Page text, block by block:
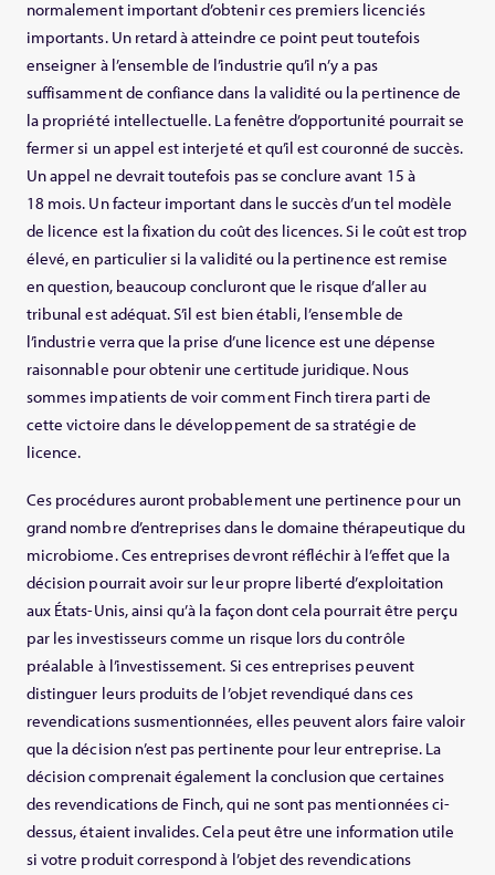
normalement important d’obtenir ces premiers licenciés
importants. Un retard à atteindre ce point peut toutefois
enseigner à l’ensemble de l’industrie qu’il n’y a pas
suffisamment de confiance dans la validité ou la pertinence de
la propriété intellectuelle. La fenêtre d’opportunité pourrait se
fermer si un appel est interjeté et qu’il est couronné de succès.
Un appel ne devrait toutefois pas se conclure avant 15 à
18 mois. Un facteur important dans le succès d’un tel modèle
de licence est la fixation du coût des licences. Si le coût est trop
élevé, en particulier si la validité ou la pertinence est remise
en question, beaucoup concluront que le risque d’aller au
tribunal est adéquat. S’il est bien établi, l’ensemble de
l’industrie verra que la prise d’une licence est une dépense
raisonnable pour obtenir une certitude juridique. Nous
sommes impatients de voir comment Finch tirera parti de
cette victoire dans le développement de sa stratégie de
licence.
Ces procédures auront probablement une pertinence pour un
grand nombre d’entreprises dans le domaine thérapeutique du
microbiome. Ces entreprises devront réfléchir à l’effet que la
décision pourrait avoir sur leur propre liberté d’exploitation
aux États-Unis, ainsi qu’à la façon dont cela pourrait être perçu
par les investisseurs comme un risque lors du contrôle
préalable à l’investissement. Si ces entreprises peuvent
distinguer leurs produits de l’objet revendiqué dans ces
revendications susmentionnées, elles peuvent alors faire valoir
que la décision n’est pas pertinente pour leur entreprise. La
décision comprenait également la conclusion que certaines
des revendications de Finch, qui ne sont pas mentionnées ci-
dessus, étaient invalides. Cela peut être une information utile
si votre produit correspond à l’objet des revendications